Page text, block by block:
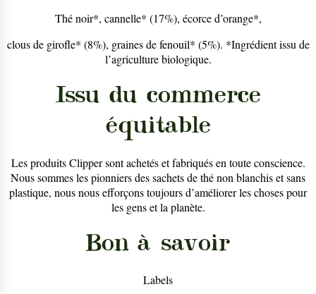
Thé noir*, cannelle* (17%), écorce d’orange*,
clous de girofle* (8%), graines de fenouil* (5%). *Ingrédient issu de
l’agriculture biologique.
Issu du commerce
équitable
Les produits Clipper sont achetés et fabriqués en toute conscience.
Nous sommes les pionniers des sachets de thé non blanchis et sans
plastique, nous nous efforçons toujours d’améliorer les choses pour
les gens et la planète.
Bon à savoir
Labels